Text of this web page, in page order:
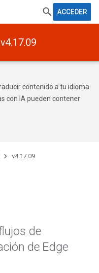
ACCEDER
v4.17.09
contenido a tu idioma
con IA pueden contener
v4.17.09
de
de Edge